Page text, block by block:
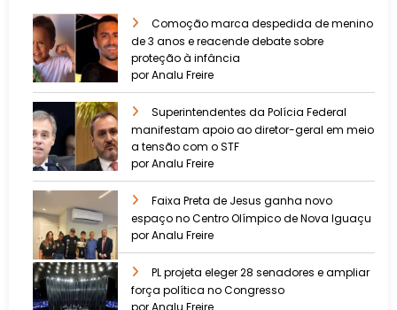
Comoção marca despedida de menino
de 3 anos e reacende debate sobre
proteção à infância
por Analu Freire
Superintendentes da Polícia Federal
manifestam apoio ao diretor-geral em meio
a tensão com o STF
por Analu Freire
Faixa Preta de Jesus ganha novo
espaço no Centro Olímpico de Nova Iguaçu
por Analu Freire
PL projeta eleger 28 senadores e ampliar
força política no Congresso